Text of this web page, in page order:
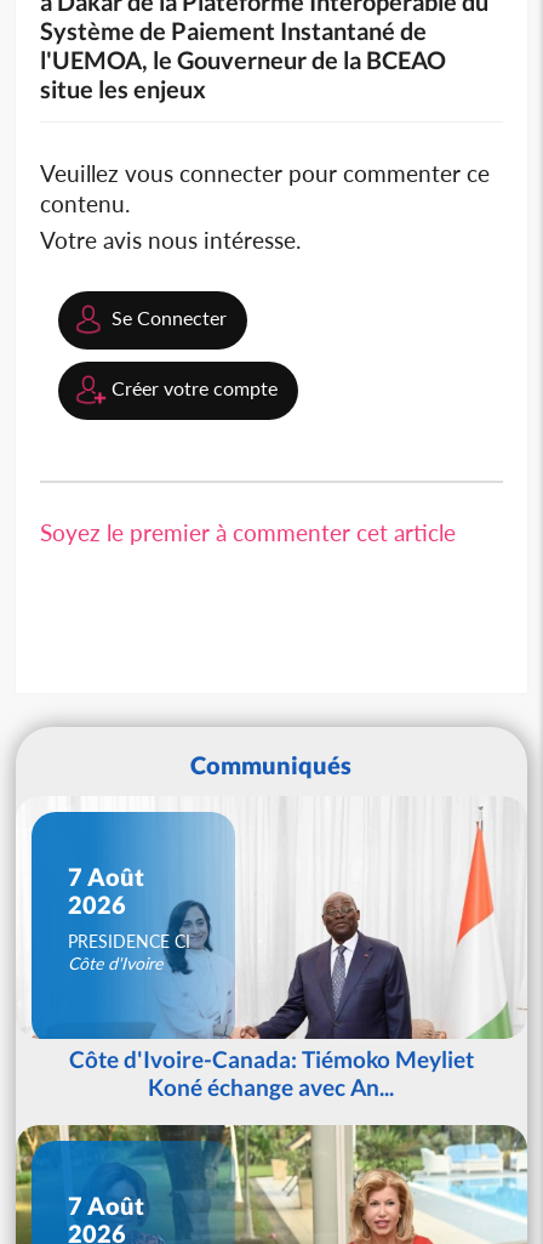
Système de Paiement Instantané de
l'UEMOA, le Gouverneur de la BCEAO
situe les enjeux
Veuillez vous connecter pour commenter ce
contenu.
Votre avis nous intéresse.
Se Connecter
Créer votre compte
Soyez le premier à commenter cet article
Communiqués
7 Août
2026
PRESIDENCE CI
Côte d'Ivoire
Côte d'Ivoire-Canada: Tiémoko Meyliet
Koné échange avec An...
7 Août
2026